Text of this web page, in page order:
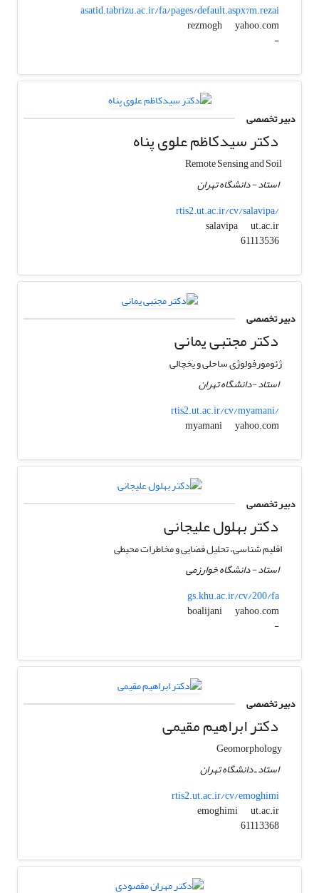
asatid.tabrizu.ac.ir/fa/pages/default.aspx?m.rezai
rezmogh
yahoo.com
-
دبیر تخصصی
دکتر سیدکاظم علوی پناه
Remote Sensing and Soil
استاد - دانشگاه تهران
rtis2.ut.ac.ir/cv/salavipa/
salavipa
ut.ac.ir
61113536
دبیر تخصصی
دکتر مجتبی یمانی
ژئومورفولوژی ساحلی و یخچالی
استاد -دانشگاه تهران
rtis2.ut.ac.ir/cv/myamani/
myamani
yahoo.com
دبیر تخصصی
دکتر بهلول علیجانی
اقلیم شناسی، تحلیل فضایی و مخاطرات محیطی
استاد - دانشگاه خوارزمی
gs.khu.ac.ir/cv/200/fa
boalijani
yahoo.com
-
دبیر تخصصی
دکتر ابراهیم مقیمی
Geomorphology
استاد ـ دانشگاه تهران
rtis2.ut.ac.ir/cv/emoghimi
emoghimi
ut.ac.ir
61113368